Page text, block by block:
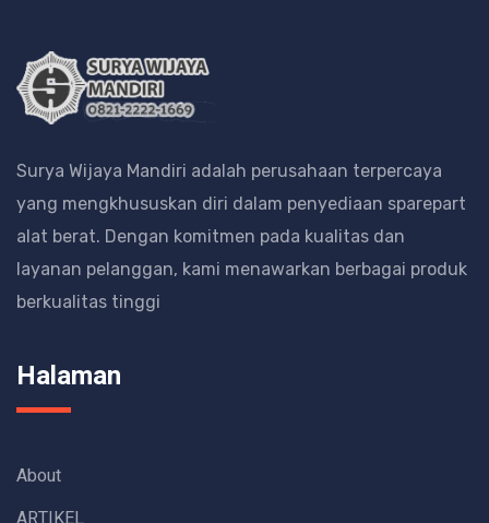
Surya Wijaya Mandiri adalah perusahaan terpercaya
yang mengkhususkan diri dalam penyediaan sparepart
alat berat. Dengan komitmen pada kualitas dan
layanan pelanggan, kami menawarkan berbagai produk
berkualitas tinggi
Halaman
About